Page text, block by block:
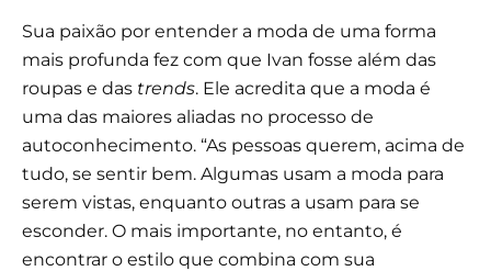
Sua paixão por entender a moda de uma forma
mais profunda fez com que Ivan fosse além das
roupas e das trends. Ele acredita que a moda é
uma das maiores aliadas no processo de
autoconhecimento. “As pessoas querem, acima de
tudo, se sentir bem. Algumas usam a moda para
serem vistas, enquanto outras a usam para se
esconder. O mais importante, no entanto, é
encontrar o estilo que combina com sua